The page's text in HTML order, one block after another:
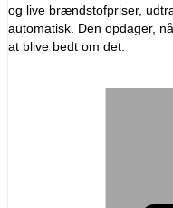
og live brændstofpriser,
automatisk. Den opdager,
at blive bedt om det.